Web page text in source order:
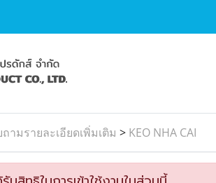
ามรายละเอียดเพิ่มเติม > KEO NHA CAI